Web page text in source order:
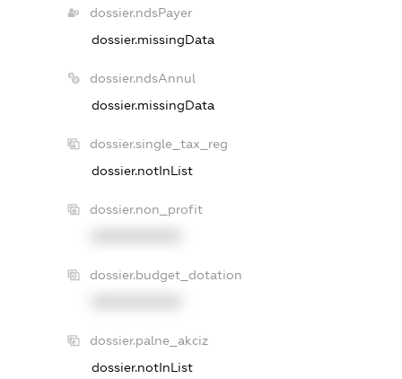
dossier.ndsPayer
dossier.missingData
dossier.ndsAnnul
dossier.missingData
dossier.single_tax_reg
dossier.notInList
dossier.non_profit
dossier.budget_dotation
dossier.palne_akciz
dossier.notInList